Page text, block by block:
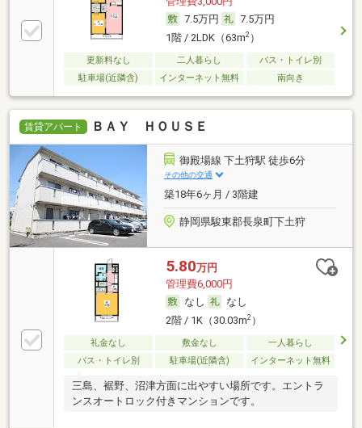
7.5万円
7.5万円
1階 / 2LDK（63m2）
更新料なし 二人暮らし
バス・トイレ別
駐車場(近隣含)
インターネット無料 南向き
賃貸アパート ＢＡＹ ＨＯＵＳＥ
御殿場線 下土狩駅 徒歩6分
その他の交通
築18年6ヶ月 / 3階建
静岡県駿東郡長泉町下土狩
5.80万円
管理費6,000円
なし
なし
2階 / 1K（30.03m2）
礼金なし 敷金なし
一人暮らし
バス・トイレ別
駐車場(近隣含) インターネット無料
三島、裾野、沼津方面に出やすい場所です。エントラ
ンスオートロック付きマンションです。